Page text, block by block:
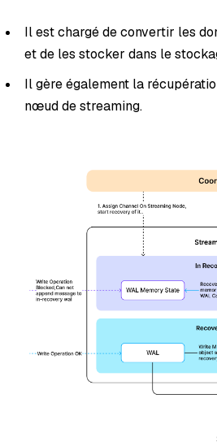
Il est chargé de convertir les
et de les stocker dans le
Il gère également la
nœud de streaming.